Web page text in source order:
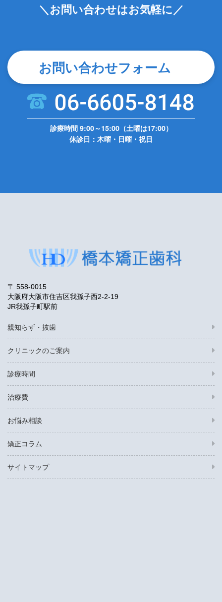
＼お問い合わせはお気軽に／
お問い合わせフォーム
診療時間 9:00～15:00（土曜は17:00）
休診日：木曜・日曜・祝日
〒 558-0015
大阪府大阪市住吉区我孫子西2-2-19
JR我孫子町駅前
親知らず・抜歯
クリニックのご案内
診療時間
治療費
お悩み相談
矯正コラム
サイトマップ